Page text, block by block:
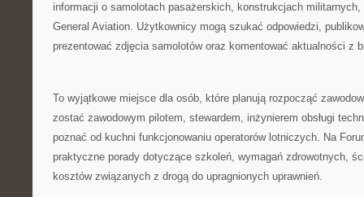
informacji o samolotach pasażerskich, konstrukcjach
General Aviation. Użytkownicy mogą szukać odpowiedzi,
prezentować zdjęcia samolotów oraz komentować aktualności z
To wyjątkowe miejsce dla osób, które planują rozpocząć
zostać zawodowym pilotem, stewardem, inżynierem obsługi
poznać od kuchni funkcjonowaniu operatorów lotniczych. Na
praktyczne porady dotyczące szkoleń, wymagań zdrowotnych,
kosztów związanych z drogą do upragnionych uprawnień.